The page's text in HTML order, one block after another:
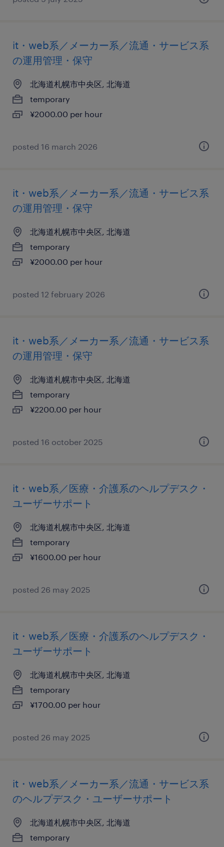
it・web系／メーカー系／流通・サービス系
の運用管理・保守
北海道札幌市中央区, 北海道
temporary
¥2000.00 per hour
posted 16 march 2026
it・web系／メーカー系／流通・サービス系
の運用管理・保守
北海道札幌市中央区, 北海道
temporary
¥2000.00 per hour
posted 12 february 2026
it・web系／メーカー系／流通・サービス系
の運用管理・保守
北海道札幌市中央区, 北海道
temporary
¥2200.00 per hour
posted 16 october 2025
it・web系／医療・介護系のヘルプデスク・
ユーザーサポート
北海道札幌市中央区, 北海道
temporary
¥1600.00 per hour
posted 26 may 2025
it・web系／医療・介護系のヘルプデスク・
ユーザーサポート
北海道札幌市中央区, 北海道
temporary
¥1700.00 per hour
posted 26 may 2025
it・web系／メーカー系／流通・サービス系
のヘルプデスク・ユーザーサポート
北海道札幌市中央区, 北海道
temporary